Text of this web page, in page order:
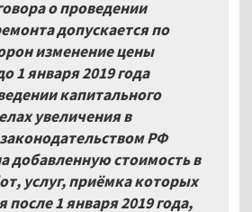
о проведении
допускается по
изменение цены
1 января 2019 года
капитального
увеличения в
РФ
добавленную стоимость в
услуг, приёмка которых
после 1 января 2019 года,